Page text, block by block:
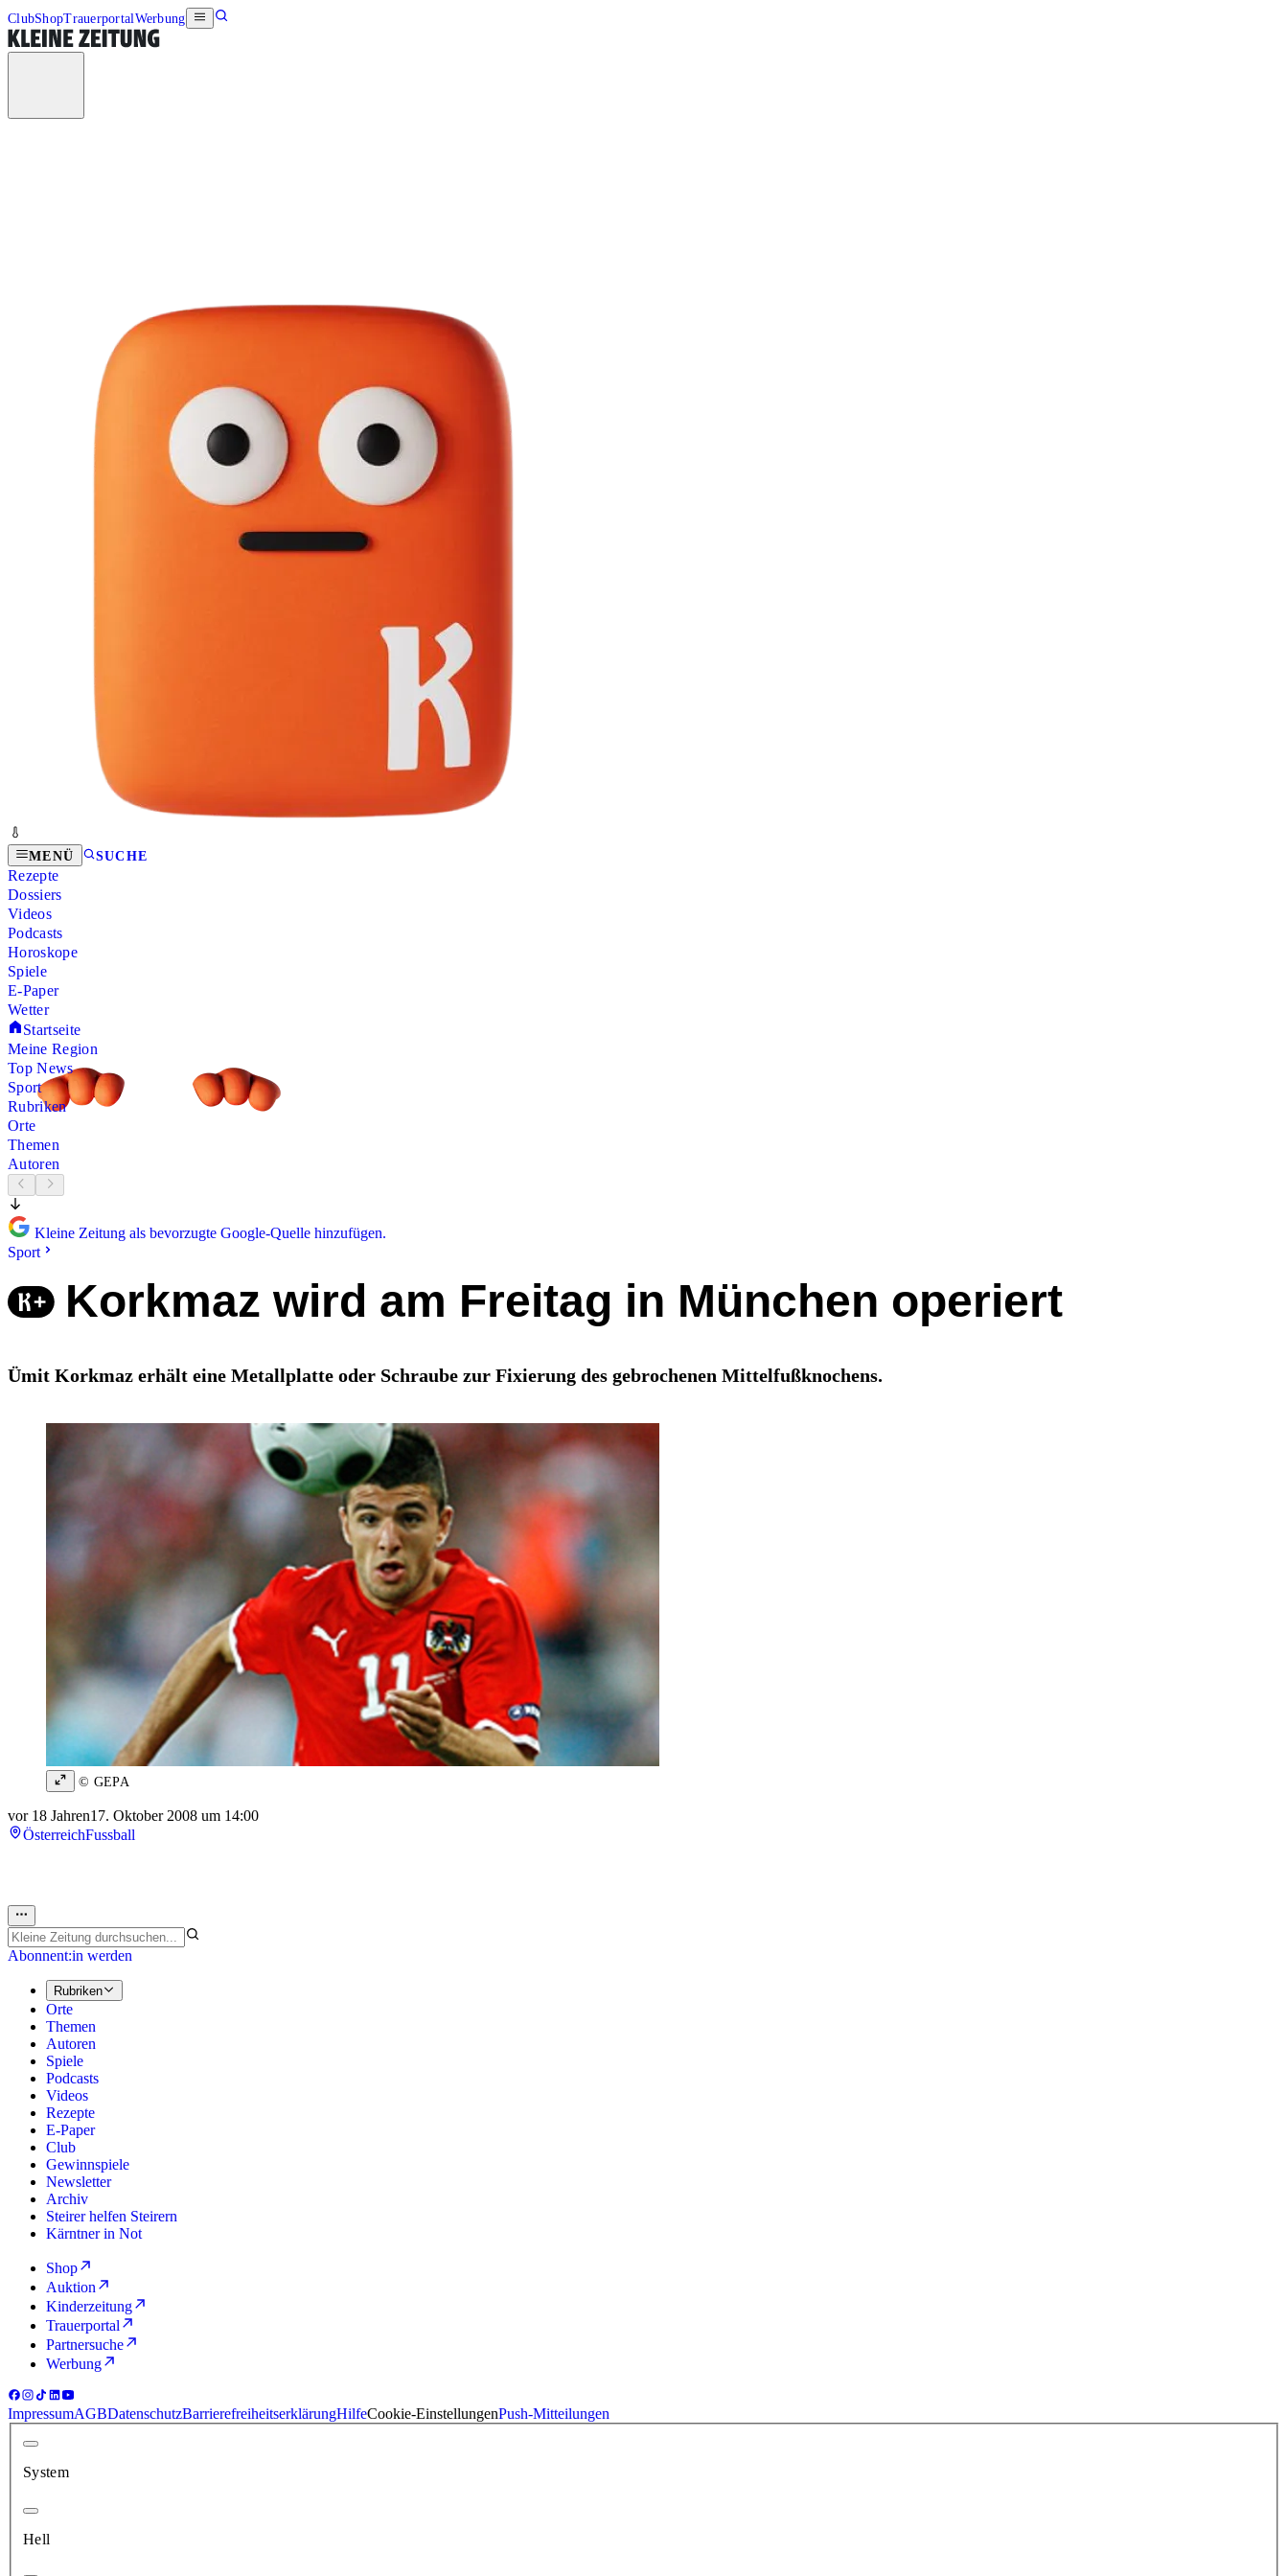
ClubShopTrauerportalWerbung
MENÜ SUCHE
Rezepte
Dossiers
Videos
Podcasts
Horoskope
Spiele
E-Paper
Wetter
Startseite
Meine Region
Top News
Sport
Rubriken
Orte
Themen
Autoren
Kleine Zeitung als bevorzugte Google-Quelle hinzufügen.
Sport
Korkmaz wird am Freitag in München operiert
Ümit Korkmaz erhält eine Metallplatte oder Schraube zur Fixierung des gebrochenen Mittelfußknochens.
© GEPA
vor 18 Jahren17. Oktober 2008 um 14:00
ÖsterreichFussball
Abonnent:in werden
Rubriken
Orte
Themen
Autoren
Spiele
Podcasts
Videos
Rezepte
E-Paper
Club
Gewinnspiele
Newsletter
Archiv
Steirer helfen Steirern
Kärntner in Not
Shop
Auktion
Kinderzeitung
Trauerportal
Partnersuche
Werbung
ImpressumAGBDatenschutzBarrierefreiheitserklärungHilfeCookie-EinstellungenPush-Mitteilungen
System
Hell